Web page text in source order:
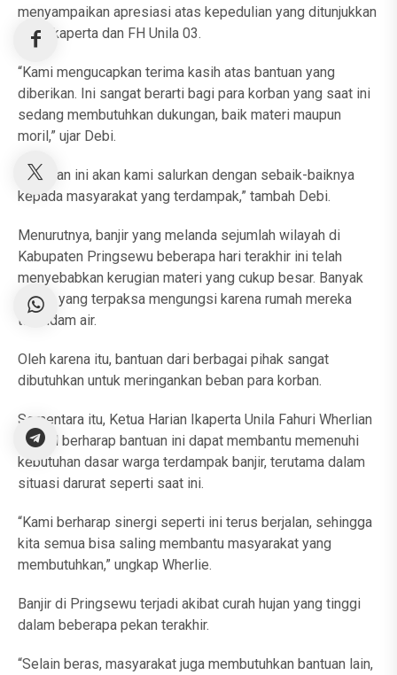
menyampaikan apresiasi atas kepedulian yang ditunjukkan
oleh Ikaperta dan FH Unila 03.
“Kami mengucapkan terima kasih atas bantuan yang
diberikan. Ini sangat berarti bagi para korban yang saat ini
sedang membutuhkan dukungan, baik materi maupun
moril,” ujar Debi.
“Bantuan ini akan kami salurkan dengan sebaik-baiknya
kepada masyarakat yang terdampak,” tambah Debi.
Menurutnya, banjir yang melanda sejumlah wilayah di
Kabupaten Pringsewu beberapa hari terakhir ini telah
menyebabkan kerugian materi yang cukup besar. Banyak
warga yang terpaksa mengungsi karena rumah mereka
terendam air.
Oleh karena itu, bantuan dari berbagai pihak sangat
dibutuhkan untuk meringankan beban para korban.
Sementara itu, Ketua Harian Ikaperta Unila Fahuri Wherlian
Ali KM berharap bantuan ini dapat membantu memenuhi
kebutuhan dasar warga terdampak banjir, terutama dalam
situasi darurat seperti saat ini.
“Kami berharap sinergi seperti ini terus berjalan, sehingga
kita semua bisa saling membantu masyarakat yang
membutuhkan,” ungkap Wherlie.
Banjir di Pringsewu terjadi akibat curah hujan yang tinggi
dalam beberapa pekan terakhir.
“Selain beras, masyarakat juga membutuhkan bantuan lain,